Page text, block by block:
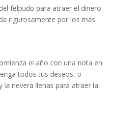
felpudo para atraer el dinero
rigurosamente por los más
el año con una nota en
todos tus deseos, o
la nevera llenas para atraer la